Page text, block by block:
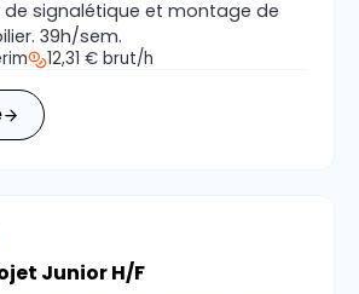
de signalétique et montage de
39h/sem.
12,31 € brut/h
Junior H/F